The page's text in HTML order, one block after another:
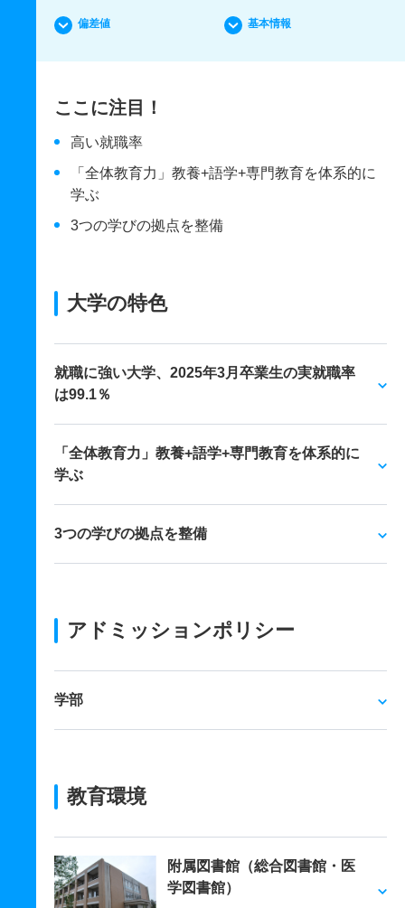
偏差値 基本情報
ここに注目！
高い就職率
「全体教育力」教養+語学+専門教育を体系的に
学ぶ
3つの学びの拠点を整備
大学の特色
就職に強い大学、2025年3月卒業生の実就職率
は99.1％
「全体教育力」教養+語学+専門教育を体系的に
学ぶ
3つの学びの拠点を整備
アドミッションポリシー
学部
教育環境
附属図書館（総合図書館・医
学図書館）